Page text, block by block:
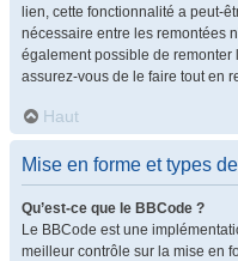
lien, cette fonctionnalité a peut-
nécessaire entre les remontées
également possible de
assurez-vous de le faire tout en
Haut
Mise en forme et types
Qu’est-ce que le BBCode ?
Le BBCode est une
meilleur contrôle sur la mise en